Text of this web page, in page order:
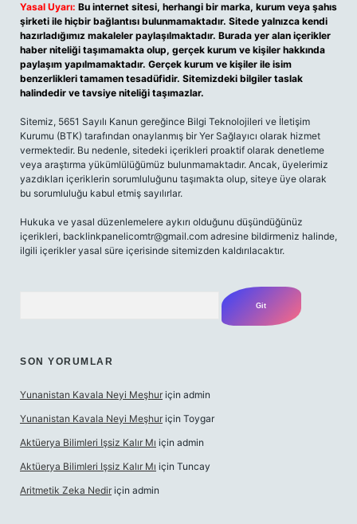
Yasal Uyarı: Bu internet sitesi, herhangi bir marka, kurum veya şahıs
şirketi ile hiçbir bağlantısı bulunmamaktadır. Sitede yalnızca kendi
hazırladığımız makaleler paylaşılmaktadır. Burada yer alan içerikler
haber niteliği taşımamakta olup, gerçek kurum ve kişiler hakkında
paylaşım yapılmamaktadır. Gerçek kurum ve kişiler ile isim
benzerlikleri tamamen tesadüfidir. Sitemizdeki bilgiler taslak
halindedir ve tavsiye niteliği taşımazlar.
Sitemiz, 5651 Sayılı Kanun gereğince Bilgi Teknolojileri ve İletişim
Kurumu (BTK) tarafından onaylanmış bir Yer Sağlayıcı olarak hizmet
vermektedir. Bu nedenle, sitedeki içerikleri proaktif olarak denetleme
veya araştırma yükümlülüğümüz bulunmamaktadır. Ancak, üyelerimiz
yazdıkları içeriklerin sorumluluğunu taşımakta olup, siteye üye olarak
bu sorumluluğu kabul etmiş sayılırlar.
Hukuka ve yasal düzenlemelere aykırı olduğunu düşündüğünüz
içerikleri, backlinkpanelicomtr@gmail.com adresine bildirmeniz halinde,
ilgili içerikler yasal süre içerisinde sitemizden kaldırılacaktır.
SON YORUMLAR
Yunanistan Kavala Neyi Meşhur için admin
Yunanistan Kavala Neyi Meşhur için Toygar
Aktüerya Bilimleri Işsiz Kalır Mı için admin
Aktüerya Bilimleri Işsiz Kalır Mı için Tuncay
Aritmetik Zeka Nedir için admin